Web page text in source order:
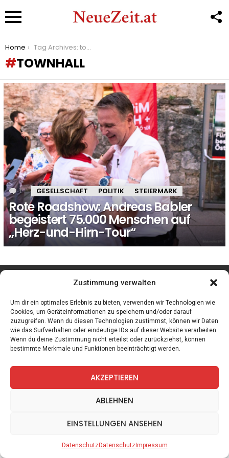
Zustimmung verwalten
Um dir ein optimales Erlebnis zu bieten, verwenden wir Technologien wie
Cookies, um Geräteinformationen zu speichern und/oder darauf
zuzugreifen. Wenn du diesen Technologien zustimmst, können wir Daten
wie das Surfverhalten oder eindeutige IDs auf dieser Website verarbeiten.
Wenn du deine Zustimmung nicht erteilst oder zurückziehst, können
bestimmte Merkmale und Funktionen beeinträchtigt werden.
AKZEPTIEREN
ABLEHNEN
EINSTELLUNGEN ANSEHEN
DatenschutzDatenschutzImpressum
You are here:
Home Tag Archives: townhall
TOWNHALL
LATEST
STORIES
1 Kommentar
GESELLSCHAFT POLITIK STEIERMARK
Rote Roadshow: Andreas Babler
begeistert 75.000 Menschen auf
„Herz-und-Hirn-Tour“
facebook instagram
Spiele Zitate Kontakt Datenschutz Impressum